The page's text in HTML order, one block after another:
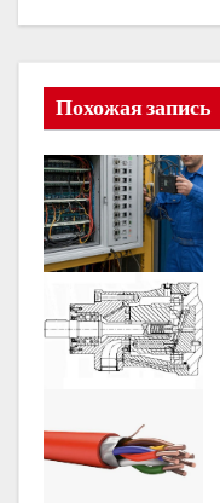
ц
я
п
о
з
а
с
Похожая запись